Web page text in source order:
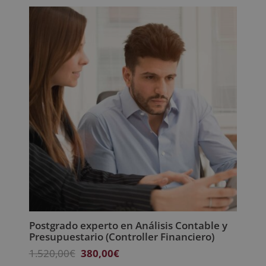
era:
2.380,00€.
595,00€.
Postgrado experto en Análisis Contable y
Presupuestario (Controller Financiero)
1.520,00€ El
380,00€El